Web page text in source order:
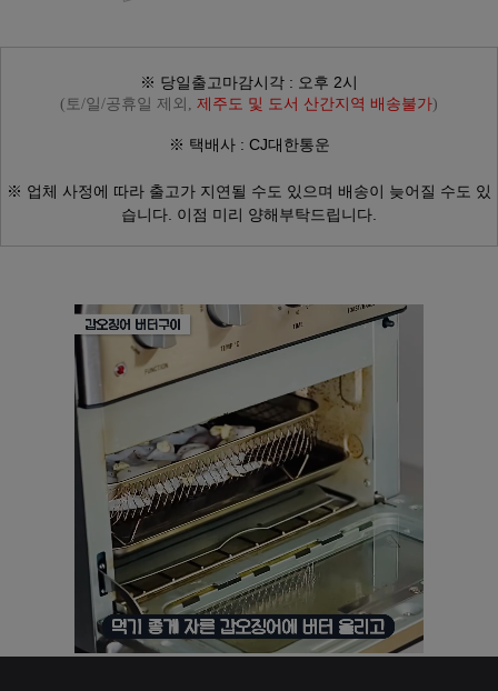
※ 당일출고마감시각 : 오후 2시
(토/일/공휴일 제외, 제주도 및 도서 산간지역 배송불가)
※ 택배사 : CJ대한통운
※ 업체 사정에 따라 출고가 지연될 수도 있으며 배송이 늦어질 수도 있
습니다. 이점 미리 양해부탁드립니다.